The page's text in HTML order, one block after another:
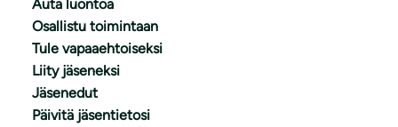
Auta luontoa
Osallistu toimintaan
Tule vapaaehtoiseksi
Liity jäseneksi
Jäsenedut
Päivitä jäsentietosi